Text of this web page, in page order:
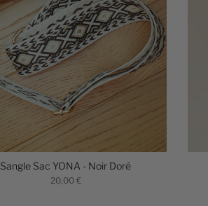
Sangle Sac YONA - Noir Doré
20,00 €